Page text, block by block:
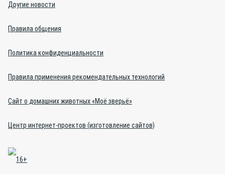
Другие новости
Правила общения
Политика конфиденциальности
Правила применения рекомендательных технологий
Сайт о домашних животных «Моё зверьё»
Центр интернет-проектов (изготовление сайтов)